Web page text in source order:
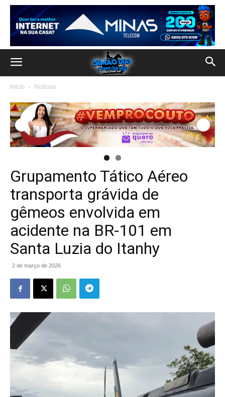
Início Notícias
Grupamento Tático Aéreo
transporta grávida de
gêmeos envolvida em
acidente na BR-101 em
Santa Luzia do Itanhy
2 de março de 2026